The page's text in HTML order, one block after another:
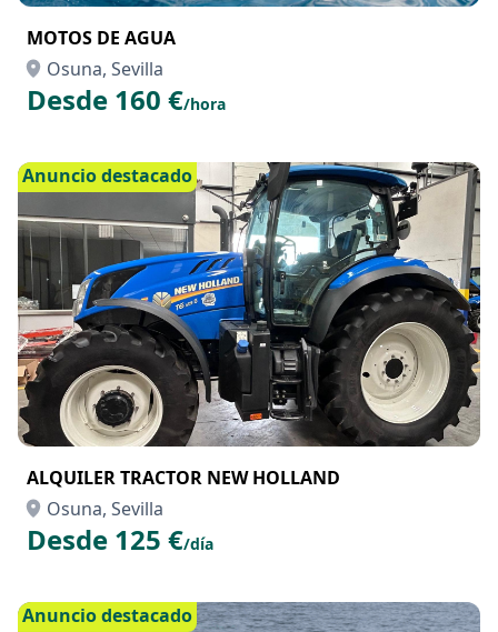
MOTOS DE AGUA
Osuna, Sevilla
Desde 160 €/hora
Anuncio destacado
ALQUILER TRACTOR NEW HOLLAND
Osuna, Sevilla
Desde 125 €/día
Anuncio destacado